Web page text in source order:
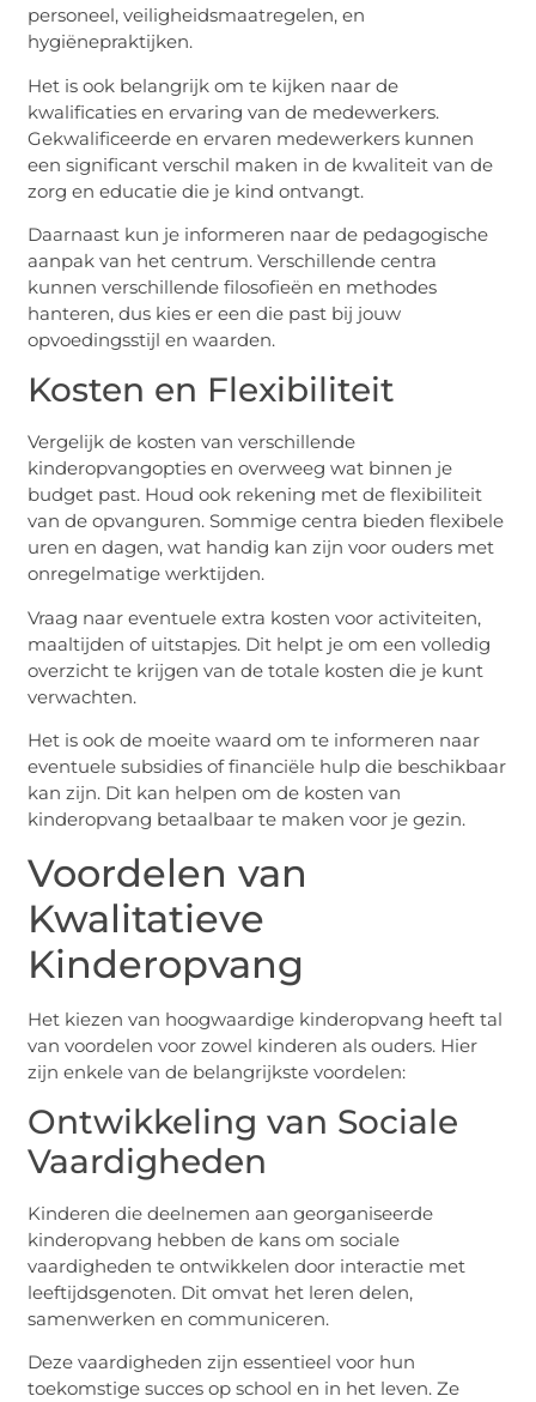
personeel, veiligheidsmaatregelen, en
hygiënepraktijken.
Het is ook belangrijk om te kijken naar de
kwalificaties en ervaring van de medewerkers.
Gekwalificeerde en ervaren medewerkers kunnen
een significant verschil maken in de kwaliteit van de
zorg en educatie die je kind ontvangt.
Daarnaast kun je informeren naar de pedagogische
aanpak van het centrum. Verschillende centra
kunnen verschillende filosofieën en methodes
hanteren, dus kies er een die past bij jouw
opvoedingsstijl en waarden.
Kosten en Flexibiliteit
Vergelijk de kosten van verschillende
kinderopvangopties en overweeg wat binnen je
budget past. Houd ook rekening met de flexibiliteit
van de opvanguren. Sommige centra bieden flexibele
uren en dagen, wat handig kan zijn voor ouders met
onregelmatige werktijden.
Vraag naar eventuele extra kosten voor activiteiten,
maaltijden of uitstapjes. Dit helpt je om een volledig
overzicht te krijgen van de totale kosten die je kunt
verwachten.
Het is ook de moeite waard om te informeren naar
eventuele subsidies of financiële hulp die beschikbaar
kan zijn. Dit kan helpen om de kosten van
kinderopvang betaalbaar te maken voor je gezin.
Voordelen van
Kwalitatieve
Kinderopvang
Het kiezen van hoogwaardige kinderopvang heeft tal
van voordelen voor zowel kinderen als ouders. Hier
zijn enkele van de belangrijkste voordelen:
Ontwikkeling van Sociale
Vaardigheden
Kinderen die deelnemen aan georganiseerde
kinderopvang hebben de kans om sociale
vaardigheden te ontwikkelen door interactie met
leeftijdsgenoten. Dit omvat het leren delen,
samenwerken en communiceren.
Deze vaardigheden zijn essentieel voor hun
toekomstige succes op school en in het leven. Ze